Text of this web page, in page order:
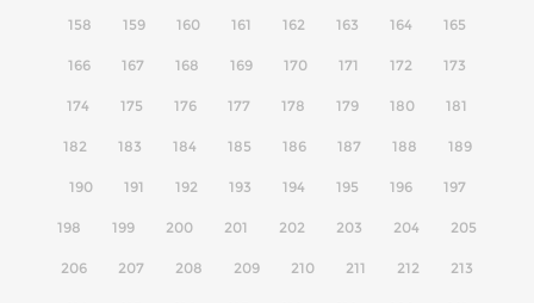
158 159 160 161 162 163 164 165
166 167 168 169 170 171 172 173
174 175 176 177 178 179 180 181
182 183 184 185 186 187 188 189
190 191 192 193 194 195 196 197
198 199 200 201 202 203 204 205
206 207 208 209 210 211 212 213